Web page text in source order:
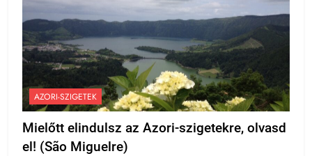
AZORI-SZIGETEK
Mielőtt elindulsz az Azori-szigetekre, olvasd
el! (São Miguelre)